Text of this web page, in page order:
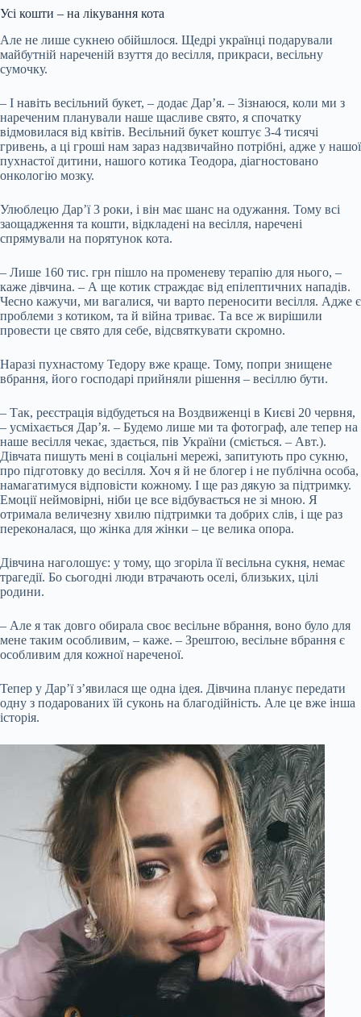
Усі кошти – на лікування кота
Але не лише сукнею обійшлося. Щедрі українці подарували
майбутній нареченій взуття до весілля, прикраси, весільну
сумочку.
– І навіть весільний букет, – додає Дар’я. – Зізнаюся, коли ми з
нареченим планували наше щасливе свято, я спочатку
відмовилася від квітів. Весільний букет коштує 3-4 тисячі
гривень, а ці гроші нам зараз надзвичайно потрібні, адже у нашої
пухнастої дитини, нашого котика Теодора, діагностовано
онкологію мозку.
Улюблецю Дар’ї 3 роки, і він має шанс на одужання. Тому всі
заощадження та кошти, відкладені на весілля, наречені
спрямували на порятунок кота.
– Лише 160 тис. грн пішло на променеву терапію для нього, –
каже дівчина. – А ще котик страждає від епілептичних нападів.
Чесно кажучи, ми вагалися, чи варто переносити весілля. Адже є
проблеми з котиком, та й війна триває. Та все ж вирішили
провести це свято для себе, відсвяткувати скромно.
Наразі пухнастому Тедору вже краще. Тому, попри знищене
вбрання, його господарі прийняли рішення – весіллю бути.
– Так, реєстрація відбудеться на Воздвиженці в Києві 20 червня,
– усміхається Дар’я. – Будемо лише ми та фотограф, але тепер на
наше весілля чекає, здається, пів України (сміється. – Авт.).
Дівчата пишуть мені в соціальні мережі, запитують про сукню,
про підготовку до весілля. Хоч я й не блогер і не публічна особа,
намагатимуся відповісти кожному. І ще раз дякую за підтримку.
Емоції неймовірні, ніби це все відбувається не зі мною. Я
отримала величезну хвилю підтримки та добрих слів, і ще раз
переконалася, що жінка для жінки – це велика опора.
Дівчина наголошує: у тому, що згоріла її весільна сукня, немає
трагедії. Бо сьогодні люди втрачають оселі, близьких, цілі
родини.
– Але я так довго обирала своє весільне вбрання, воно було для
мене таким особливим, – каже. – Зрештою, весільне вбрання є
особливим для кожної нареченої.
Тепер у Дар’ї з’явилася ще одна ідея. Дівчина планує передати
одну з подарованих їй суконь на благодійність. Але це вже інша
історія.